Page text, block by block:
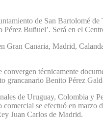
de San Bartolomé
Buñuel’. Será en el
Gran Canaria, Madrid,
convergen técnicamente
grancanario Benito Pérez
de Uruguay, Colombia y
se efectuó en marzo
Juan Carlos de Madrid.